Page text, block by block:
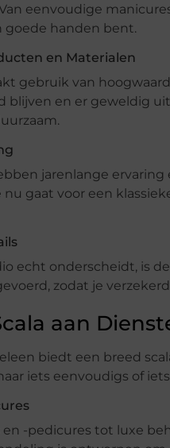
eenvoudige
goede handen bent.
en Materialen
gebruik van
blijven en er geweldig
jarenlange
gaat voor een
echt onderscheidt, is
zodat je
aan
biedt een breed
iets eenvoudigs of
en -pedicures tot luxe